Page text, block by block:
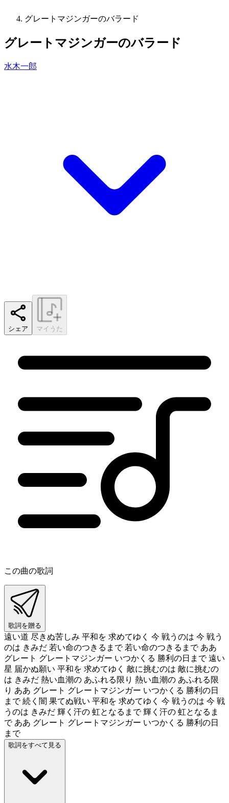
グレートマジンガーのバラード
グレートマジンガーのバラード
水木一郎
シェア マイうた
この曲の歌詞
歌詞を贈る
遠い道 尽きぬ苦しみ 平和を 求めてゆく 今 戦うのは 今 戦う
のは きみだ 若い命のつきるまで 若い命のつきるまで ああ
グレート グレートマジンガー いつかくる 勝利の日まで 遠い
星 届かぬ願い 平和を 求めてゆく 敵に挑むのは 敵に挑むの
は きみだ 熱い血潮の あふれる限り 熱い血潮の あふれる限
り ああ グレート グレートマジンガー いつかくる 勝利の日
まで 続く闇 果てぬ戦い 平和を 求めてゆく 今 戦うのは 今 戦
うのは きみだ 輝く汗の 虹となるまで 輝く汗の 虹となるま
で ああ グレート グレートマジンガー いつかくる 勝利の日
まで
歌詞をすべて見る